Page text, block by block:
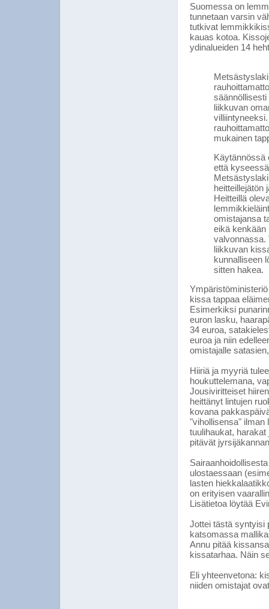
Suomessa on
tunnetaan varsin
tutkivat
kauas kotoa.
ydinalueiden 14
liikkuvan
mukainen
Käytännössä
että
heitteillejätön
Heitteillä
omistajansa
eikä kenkään
valvonnassa.
liikkuvan
kunnalliseen
sitten hakea.
kissa tappaa
Esimerkiksi
euron lasku,
34 euroa,
euroa ja niin
omistajalle
Hiiriä ja myyriä
houkuttelemana,
Jousiviritteiset
heittänyt lintujen
kovana
"vihollisensa" ilman
tuulihaukat,
pitävät
ulostaessaan
lasten
on erityisen
Lisätietoa löytää
Jottei tästä syntyisi
katsomassa
Annu pitää
kissatarhaa. Näin
Eli yhteenvetona:
niiden omistajat